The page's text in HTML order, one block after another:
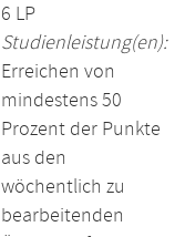
6 LP
Studienleistung(en):
Erreichen von
mindestens 50
Prozent der Punkte
aus den
wöchentlich zu
bearbeitenden